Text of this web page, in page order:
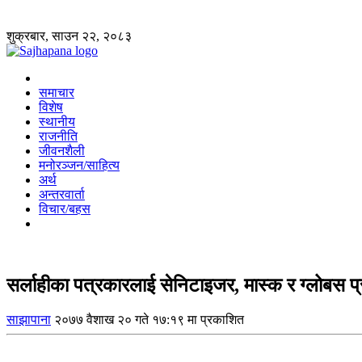
शुक्रबार, साउन २२, २०८३
समाचार
विशेष
स्थानीय
राजनीति
जीवनशैली
मनोरञ्जन/साहित्य
अर्थ
अन्तरवार्ता
विचार/बहस
सर्लाहीका पत्रकारलाई सेनिटाइजर, मास्क र ग्लोबस
साझापाना २०७७ वैशाख २० गते १७:१९ मा प्रकाशित